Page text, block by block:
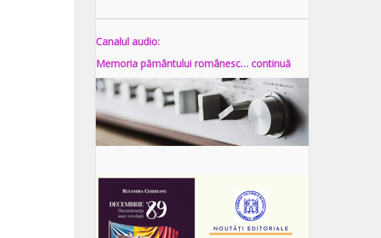
Canalul audio:
Memoria pământului românesc… continuă